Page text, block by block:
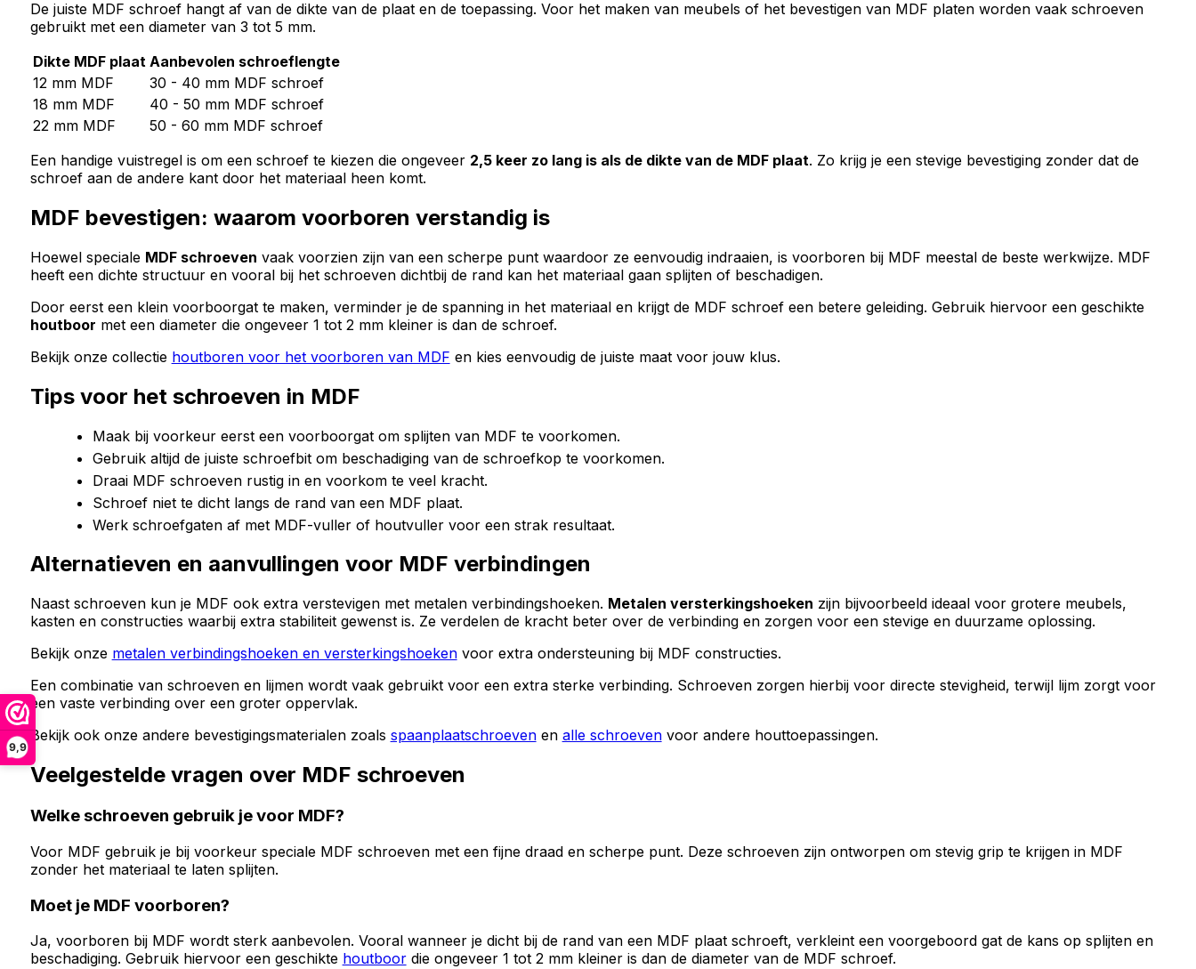
9,9
De juiste MDF schroef hangt af van de dikte van de plaat en de toepassing. Voor het maken van meubels of het bevestigen van MDF platen worden vaak schroeven
gebruikt met een diameter van 3 tot 5 mm.
Dikte MDF plaat Aanbevolen schroeflengte
12 mm MDF
30 - 40 mm MDF schroef
18 mm MDF
40 - 50 mm MDF schroef
22 mm MDF
50 - 60 mm MDF schroef
Een handige vuistregel is om een schroef te kiezen die ongeveer 2,5 keer zo lang is als de dikte van de MDF plaat. Zo krijg je een stevige bevestiging zonder dat de
schroef aan de andere kant door het materiaal heen komt.
MDF bevestigen: waarom voorboren verstandig is
Hoewel speciale MDF schroeven vaak voorzien zijn van een scherpe punt waardoor ze eenvoudig indraaien, is voorboren bij MDF meestal de beste werkwijze. MDF
heeft een dichte structuur en vooral bij het schroeven dichtbij de rand kan het materiaal gaan splijten of beschadigen.
Door eerst een klein voorboorgat te maken, verminder je de spanning in het materiaal en krijgt de MDF schroef een betere geleiding. Gebruik hiervoor een geschikte
houtboor met een diameter die ongeveer 1 tot 2 mm kleiner is dan de schroef.
Bekijk onze collectie houtboren voor het voorboren van MDF en kies eenvoudig de juiste maat voor jouw klus.
Tips voor het schroeven in MDF
Maak bij voorkeur eerst een voorboorgat om splijten van MDF te voorkomen.
Gebruik altijd de juiste schroefbit om beschadiging van de schroefkop te voorkomen.
Draai MDF schroeven rustig in en voorkom te veel kracht.
Schroef niet te dicht langs de rand van een MDF plaat.
Werk schroefgaten af met MDF-vuller of houtvuller voor een strak resultaat.
Alternatieven en aanvullingen voor MDF verbindingen
Naast schroeven kun je MDF ook extra verstevigen met metalen verbindingshoeken. Metalen versterkingshoeken zijn bijvoorbeeld ideaal voor grotere meubels,
kasten en constructies waarbij extra stabiliteit gewenst is. Ze verdelen de kracht beter over de verbinding en zorgen voor een stevige en duurzame oplossing.
Bekijk onze metalen verbindingshoeken en versterkingshoekenvoor extra ondersteuning bij MDF constructies.
Een combinatie van schroeven en lijmen wordt vaak gebruikt voor een extra sterke verbinding. Schroeven zorgen hierbij voor directe stevigheid, terwijl lijm zorgt voor
een vaste verbinding over een groter oppervlak.
Bekijk ook onze andere bevestigingsmaterialen zoals spaanplaatschroevenen alle schroevenvoor andere houttoepassingen.
Veelgestelde vragen over MDF schroeven
Welke schroeven gebruik je voor MDF?
Voor MDF gebruik je bij voorkeur speciale MDF schroeven met een fijne draad en scherpe punt. Deze schroeven zijn ontworpen om stevig grip te krijgen in MDF
zonder het materiaal te laten splijten.
Moet je MDF voorboren?
Ja, voorboren bij MDF wordt sterk aanbevolen. Vooral wanneer je dicht bij de rand van een MDF plaat schroeft, verkleint een voorgeboord gat de kans op splijten en
beschadiging. Gebruik hiervoor een geschikte houtboordie ongeveer 1 tot 2 mm kleiner is dan de diameter van de MDF schroef.